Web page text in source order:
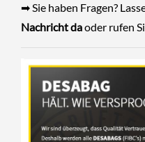
➡ Sie haben Fragen?
Nachricht daoder rufen